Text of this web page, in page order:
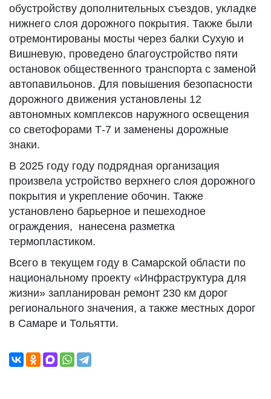
обустройству дополнительных съездов, укладке
нижнего слоя дорожного покрытия. Также были
отремонтированы мосты через балки Сухую и
Вишневую, проведено благоустройство пяти
остановок общественного транспорта с заменой
автопавильонов. Для повышения безопасности
дорожного движения установлены 12
автономных комплексов наружного освещения
со светофорами Т-7 и заменены дорожные
знаки.
В 2025 году году подрядная организация
произвела устройство верхнего слоя дорожного
покрытия и укрепление обочин. Также
установлено барьерное и пешеходное
ограждения, нанесена разметка
термопластиком.
Всего в текущем году в Самарской области по
национальному проекту «Инфраструктура для
жизни» запланирован ремонт 230 км дорог
регионального значения, а также местных дорог
в Самаре и Тольятти.